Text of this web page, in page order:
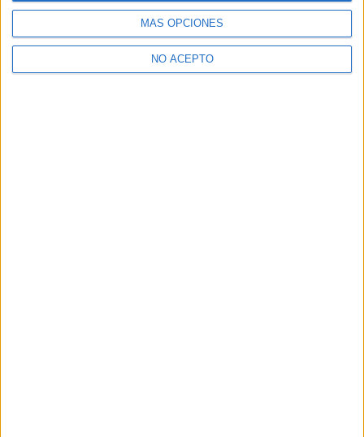
MÁS OPCIONES
NO ACEPTO
Tel:947 671 731
Mapa